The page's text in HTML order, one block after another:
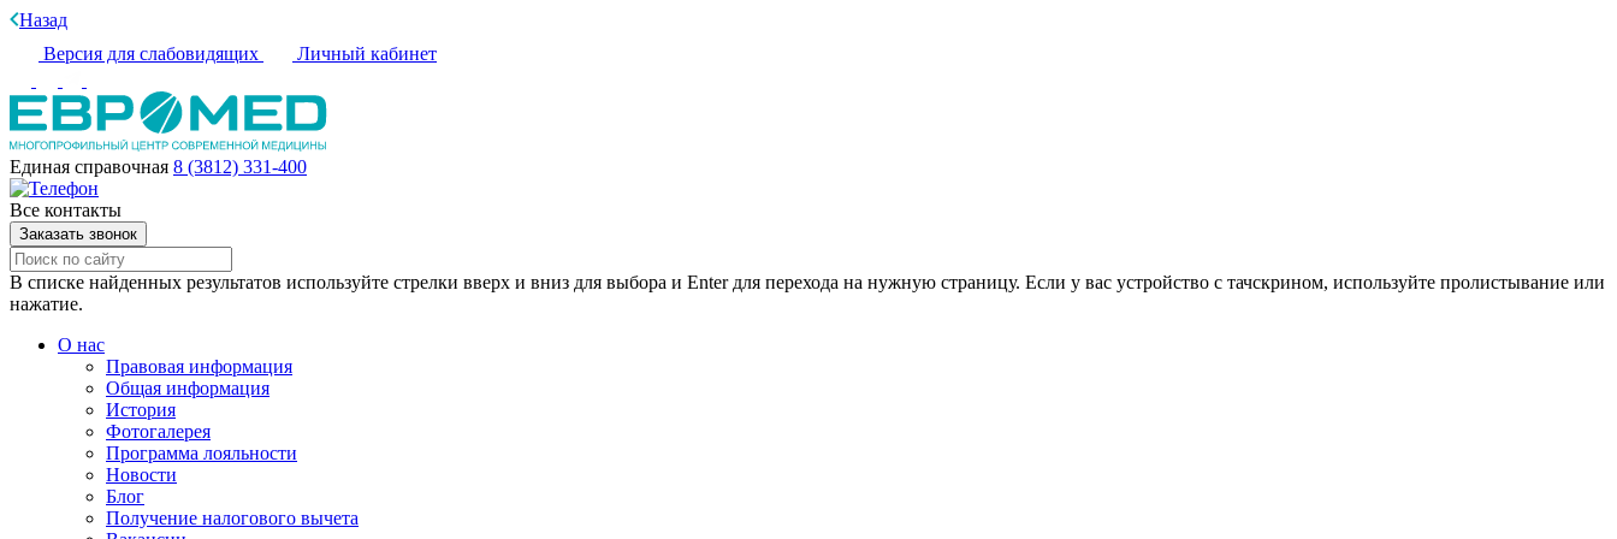
Назад
Версия для слабовидящих
Личный кабинет
Единая справочная 8 (3812) 331-400
Все контакты
Заказать звонок
В списке найденных результатов используйте стрелки вверх и вниз для выбора и Enter для перехода на нужную страницу. Если у вас устройство с тачскрином, используйте пролистывание или
нажатие.
О нас
Правовая информация
Общая информация
История
Фотогалерея
Программа лояльности
Новости
Блог
Получение налогового вычета